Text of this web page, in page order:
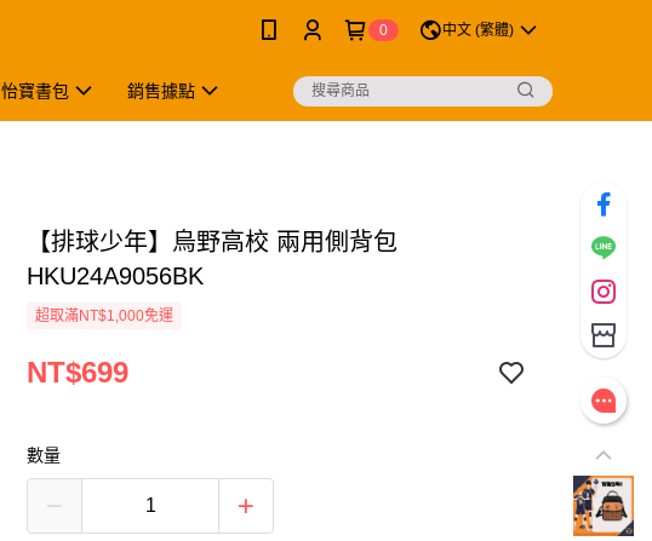
0 中文 (繁體)
怡寶書包 銷售據點
【排球少年】烏野高校 兩用側背包
HKU24A9056BK
超取滿NT$1,000免運
NT$699
數量